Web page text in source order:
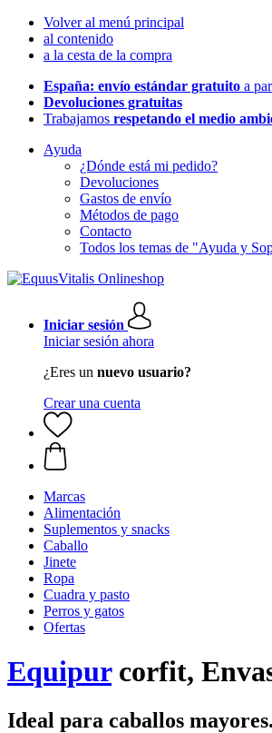
Volver al menú principal
al contenido
a la cesta de la compra
España: envío estándar gratuito a
Devoluciones gratuitas
Trabajamos respetando el medio
Ayuda
¿Dónde está mi pedido?
Devoluciones
Gastos de envío
Métodos de pago
Contacto
Todos los temas de "Ayuda y
Iniciar sesión
Iniciar sesión ahora
¿Eres un nuevo usuario?
Crear una cuenta
Marcas
Alimentación
Suplementos y snacks
Caballo
Jinete
Ropa
Cuadra y pasto
Perros y gatos
Ofertas
Equipurcorfit,
Ideal para caballos mayores.